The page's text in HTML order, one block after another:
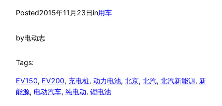
Posted2015年11月23日in用车
by电动志
Tags:
EV150, EV200, 充电桩, 动力电池, 北京, 北汽, 北汽新能源, 新
能源, 电动汽车, 纯电动, 锂电池